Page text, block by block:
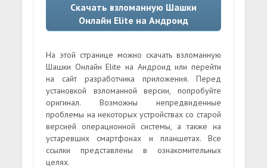
Скачать взломанную Шашки
Онлайн Elite на Андроид
На этой странице можно скачать взломанную
Шашки Онлайн Elite на Андроид или перейти
на сайт разработчика приложения. Перед
установкой взломанной версии, попробуйте
оригинал. Возможны непредвиденные
проблемы на некоторых устройствах со старой
версией операционной системы, а также на
устаревших смартфонах и планшетах. Все
ссылки представлены в ознакомительных
целях.